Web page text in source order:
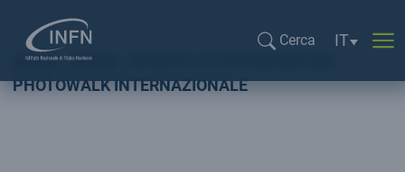
Cerca
IT
Home
NEWS
PHOTOWALK INTERNAZIONALE